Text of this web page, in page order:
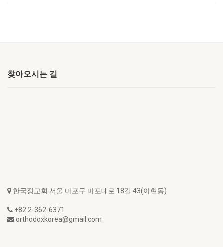
찾아오시는 길
한국정교회 서울 마포구 마포대로 18길 43(아현동)
+82 2-362-6371
orthodoxkorea@gmail.com